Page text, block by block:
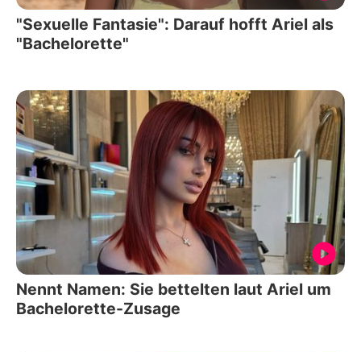
"Sexuelle Fantasie": Darauf hofft Ariel als
"Bachelorette"
Nennt Namen: Sie bettelten laut Ariel um
Bachelorette-Zusage